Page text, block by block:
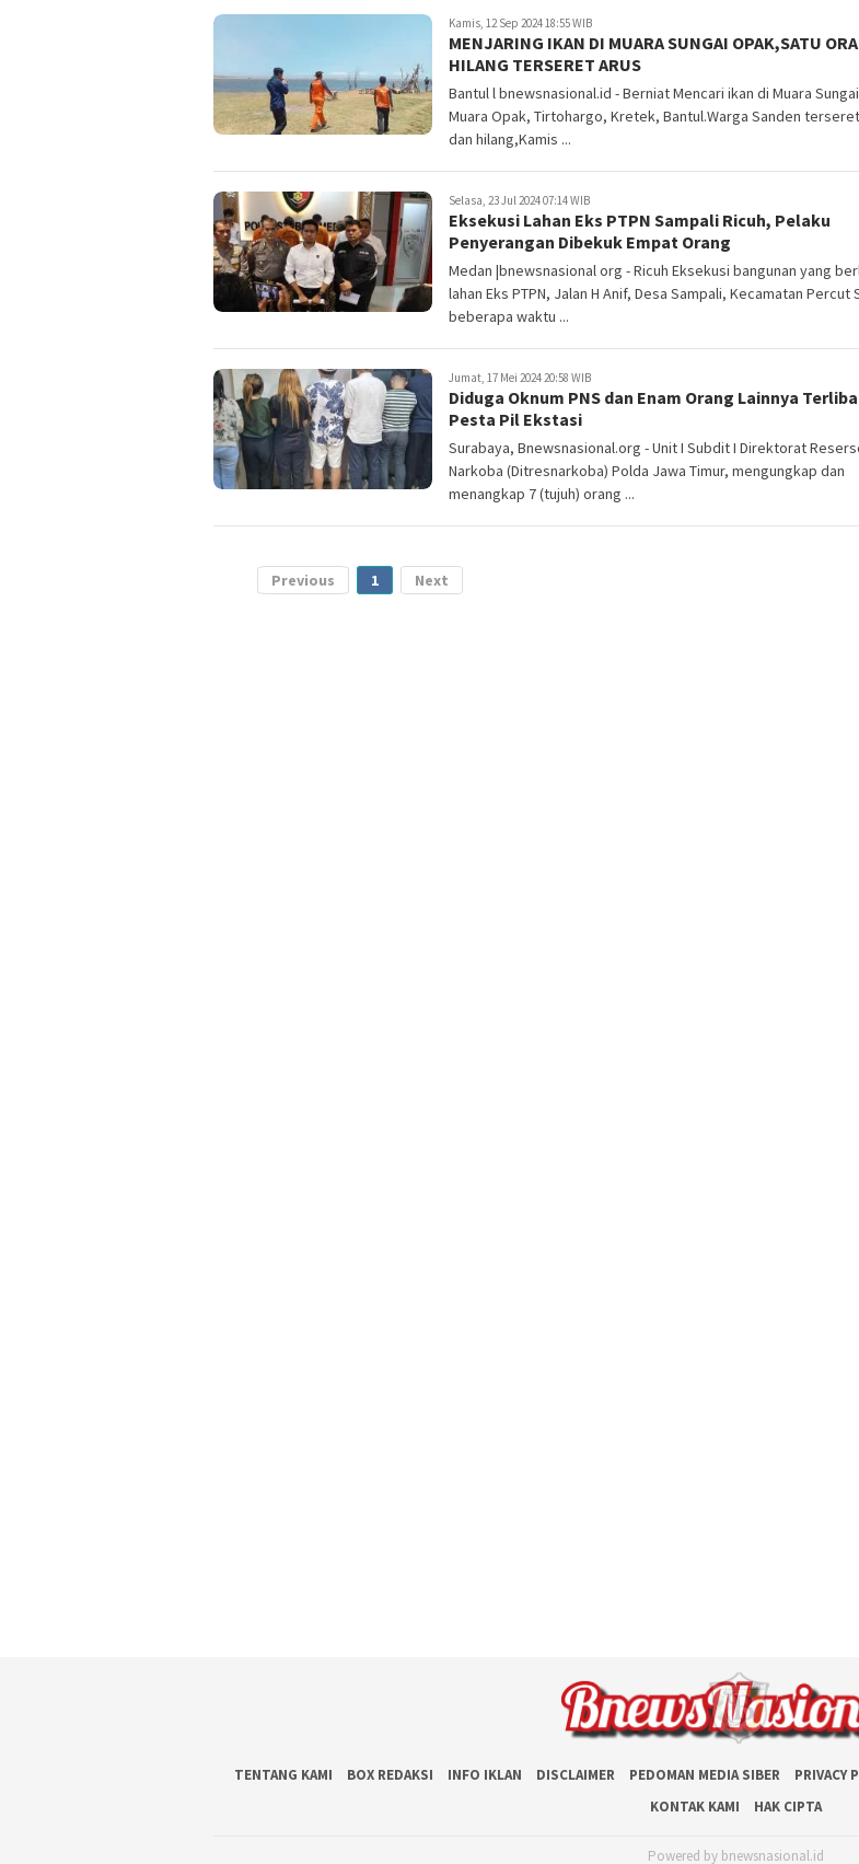
Kamis, 12 Sep 2024 18:55 WIB
MENJARING IKAN DI MUARA SUNGAI OPAK,SATU
HILANG TERSERET ARUS
Bantul l bnewsnasional.id - Berniat Mencari ikan di Muara
Muara Opak, Tirtohargo, Kretek, Bantul.Warga Sanden
dan hilang,Kamis ...
Selasa, 23 Jul 2024 07:14 WIB
Eksekusi Lahan Eks PTPN Sampali Ricuh, Pelaku
Penyerangan Dibekuk Empat Orang
Medan |bnewsnasional org - Ricuh Eksekusi bangunan yang
lahan Eks PTPN, Jalan H Anif, Desa Sampali, Kecamatan Percut
beberapa waktu ...
Jumat, 17 Mei 2024 20:58 WIB
Diduga Oknum PNS dan Enam Orang Lainnya
Pesta Pil Ekstasi
Surabaya, Bnewsnasional.org - Unit I Subdit I Direktorat
Narkoba (Ditresnarkoba) Polda Jawa Timur, mengungkap dan
menangkap 7 (tujuh) orang ...
Previous 1 Next
TENTANG KAMI BOX REDAKSI INFO IKLAN DISCLAIMER PEDOMAN MEDIA SIBER PRIVACY
KONTAK KAMI
HAK CIPTA
Powered by bnewsnasional.id